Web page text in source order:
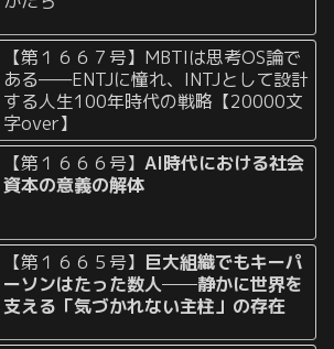
【第１６６７号】MBTIは思考OS論で
ある——ENTJに憧れ、INTJとして設計
する人生100年時代の戦略【20000文
字over】
【第１６６６号】AI時代における社会
資本の意義の解体
【第１６６５号】 巨大組織でもキーパ
ーソンはたった数人──静かに世界を
支える「気づかれない主柱」の存在